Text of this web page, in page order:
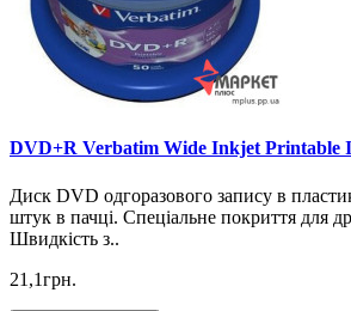
DVD+R Verbatim Wide Inkjet Printable
Диск DVD одгоразового запису в
штук в пачці. Спеціальне покриття для
Швидкість з..
21,1грн.